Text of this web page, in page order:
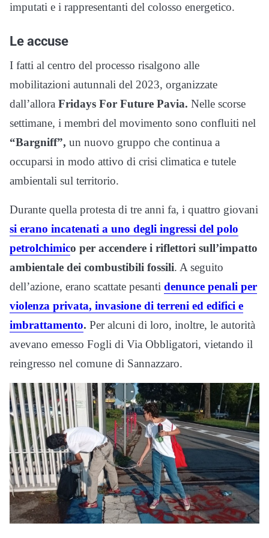
imputati e i rappresentanti del colosso energetico.
Le accuse
I fatti al centro del processo risalgono alle
mobilitazioni autunnali del 2023, organizzate
dall’allora Fridays For Future Pavia. Nelle scorse
settimane, i membri del movimento sono confluiti nel
“Bargniff”, un nuovo gruppo che continua a
occuparsi in modo attivo di crisi climatica e tutele
ambientali sul territorio.
Durante quella protesta di tre anni fa, i quattro giovani
si erano incatenati a uno degli ingressi del polo
petrolchimico per accendere i riflettori sull’impatto
ambientale dei combustibili fossili. A seguito
dell’azione, erano scattate pesanti denunce penali per
violenza privata, invasione di terreni ed edifici e
imbrattamento. Per alcuni di loro, inoltre, le autorità
avevano emesso Fogli di Via Obbligatori, vietando il
reingresso nel comune di Sannazzaro.